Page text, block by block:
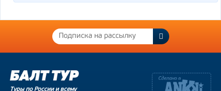
Туры по России и всему